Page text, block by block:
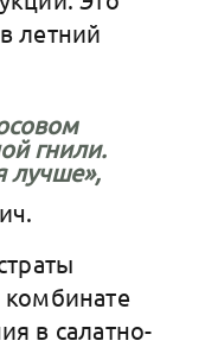
летний
гнили.
лучше»,
в салатно-